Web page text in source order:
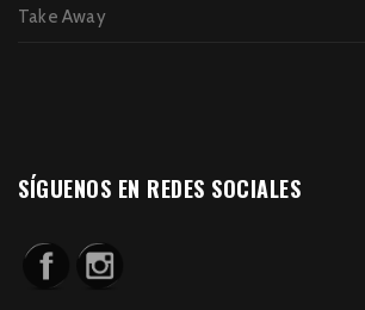
Take Away
SÍGUENOS EN REDES SOCIALES